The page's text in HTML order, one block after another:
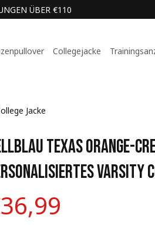
ÜBER €110
Collegejacke
Jacke
Texas Orange-
Varsity